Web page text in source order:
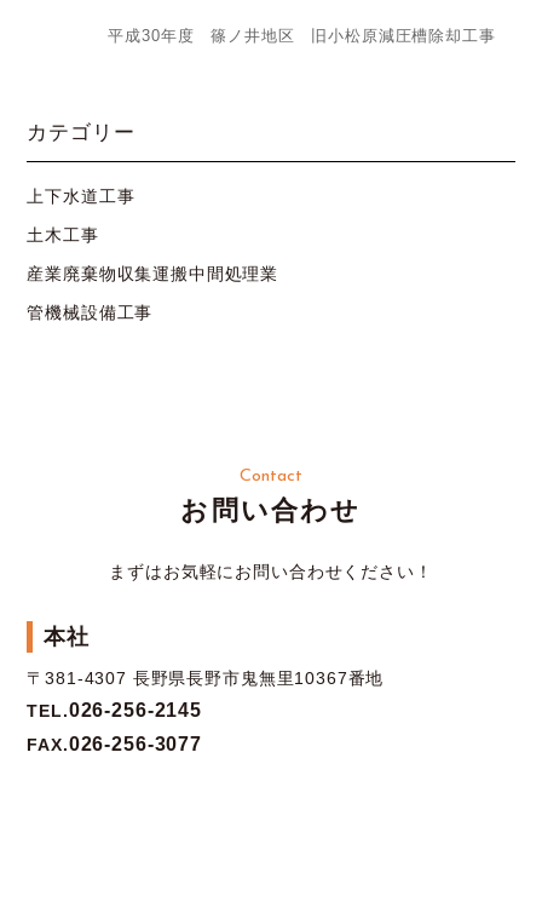
平成30年度 篠ノ井地区 旧小松原減圧槽除却工事
カテゴリー
上下水道工事
土木工事
産業廃棄物収集運搬中間処理業
管機械設備工事
Contact
お問い合わせ
まずはお気軽にお問い合わせください！
本社
〒381-4307 長野県長野市鬼無里10367番地
TEL.026-256-2145
FAX.026-256-3077